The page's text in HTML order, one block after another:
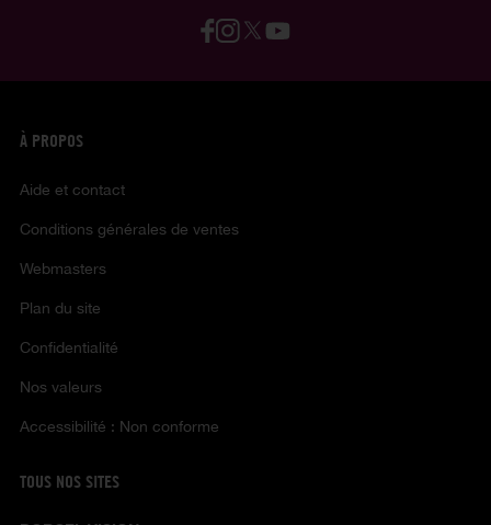
À PROPOS
Aide et contact
Conditions générales de ventes
Webmasters
Plan du site
Confidentialité
Nos valeurs
Accessibilité : Non conforme
TOUS NOS SITES